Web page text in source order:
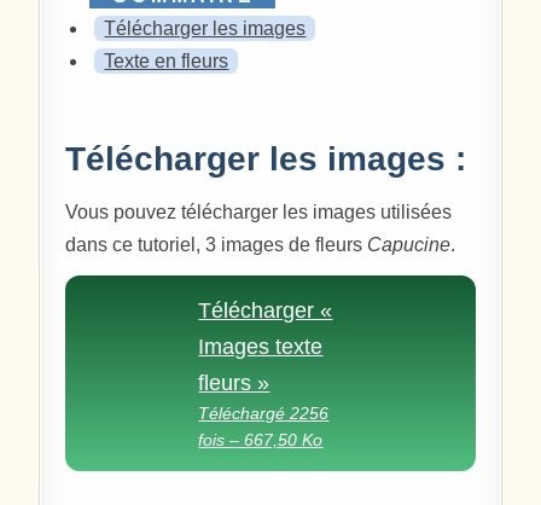
Télécharger les images
Texte en fleurs
Télécharger les images :
Vous pouvez télécharger les images utilisées
dans ce tutoriel, 3 images de fleurs Capucine.
Télécharger «
Images texte
fleurs »
Téléchargé 2256
fois – 667,50 Ko